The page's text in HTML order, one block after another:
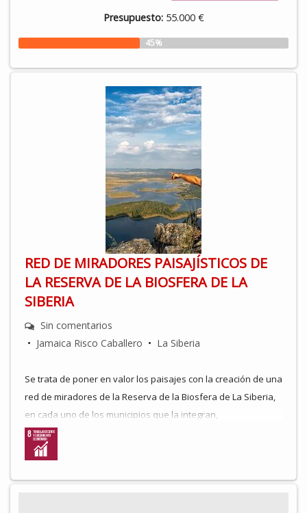
Presupuesto: 55.000 €
45%
RED DE MIRADORES PAISAJÍSTICOS DE
LA RESERVA DE LA BIOSFERA DE LA
SIBERIA
Sin comentarios
• Jamaica Risco Caballero • La Siberia
Se trata de poner en valor los paisajes con la creación de una
red de miradores de la Reserva de la Biosfera de La Siberia,
en cada uno de los municipios que la integran,
acondicionando su entorno, accesibilidad y aparcamiento,
equipamiento como bancos y columpios miradores, y,
hitos paisajísticos y turísticos. Esta red de miradores se debe